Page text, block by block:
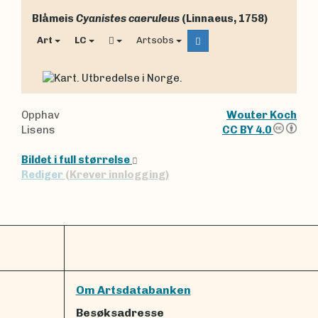
Blåmeis Cyanistes caeruleus (Linnaeus, 1758)
Art LC Artsobs
Opphav
Wouter Koch
Lisens
CC BY 4.0
Bildet i full størrelse
Rediger (Krever innlogging)
Om Artsdatabanken
Besøksadresse